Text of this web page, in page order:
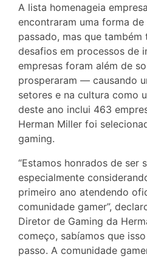
A lista homenageia
encontraram uma forma
passado, mas que
desafios em processos de
empresas foram além de
prosperaram — causando
setores e na cultura como
deste ano inclui 463
Herman Miller foi
gaming.
“Estamos honrados de ser
especialmente
primeiro ano atendendo
comunidade gamer”,
Diretor de Gaming da
começo, sabíamos que
passo. A comunidade